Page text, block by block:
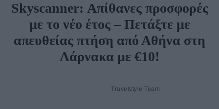
Skyscanner: Απίθανες προσφορές
με το νέο έτος – Πετάξτε με
απευθείας πτήση από Αθήνα στη
Λάρνακα με €10!
Travelstyle Team